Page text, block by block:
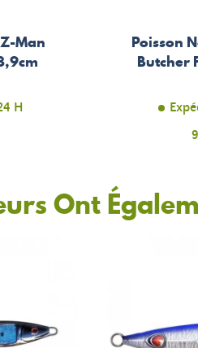
Man
H
Poisson
Butcher
Ont